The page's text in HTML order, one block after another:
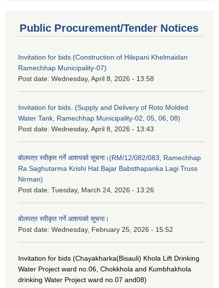
Public Procurement/Tender Notices
Invitation for bids (Construction of Hilepani Khelmaidan
Ramechhap Municipality-07)
Post date: Wednesday, April 8, 2026 - 13:58
Invitation for bids. (Supply and Delivery of Roto Molded
Water Tank, Ramechhap Municipality-02, 05, 06, 08)
Post date: Wednesday, April 8, 2026 - 13:43
बोलपत्र स्वीकृत गर्ने आशयको सूचना।(RM/12/082/083, Ramechhap
Ra Saghutarma Krishi Hat Bajar Babsthapanka Lagi Truss
Nirman)
Post date: Tuesday, March 24, 2026 - 13:26
बोलपत्र स्वीकृत गर्ने आशयको सूचना।
Post date: Wednesday, February 25, 2026 - 15:52
Invitation for bids (Chayakharka(Bisauli) Khola Lift Drinking
Water Project ward no.06, Chokkhola and Kumbhakhola
drinking Water Project ward no.07 and08)